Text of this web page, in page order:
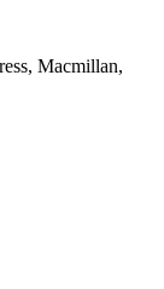
Macmillan,